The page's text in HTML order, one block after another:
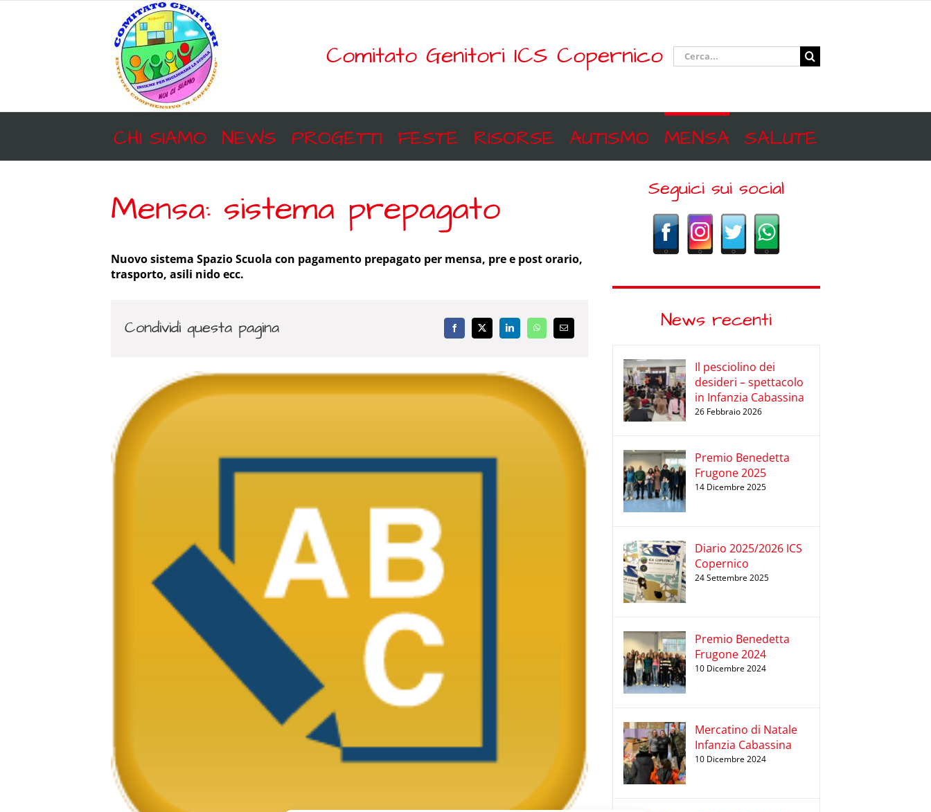
Comitato Genitori ICS Copernico
Cerca
per:
CHI SIAMO NEWS PROGETTI FESTE RISORSE AUTISMO MENSA SALUTE
Mensa: sistema prepagato
Nuovo sistema Spazio Scuola con pagamento prepagato per mensa, pre e post orario,
trasporto, asili nido ecc.
Condividi questa pagina Facebook
X LinkedInWhatsAppEmail
Seguici sui social
News recenti
Il pesciolino dei
desideri – spettacolo
in Infanzia Cabassina
26 Febbraio 2026
Premio Benedetta
Frugone 2025
14 Dicembre 2025
Diario 2025/2026 ICS
Copernico
24 Settembre 2025
Premio Benedetta
Frugone 2024
10 Dicembre 2024
Mercatino di Natale
Infanzia Cabassina
10 Dicembre 2024